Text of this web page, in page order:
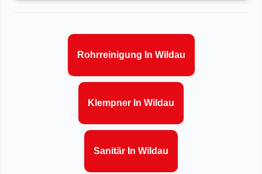
Rohrreinigung In Wildau
Klempner In Wildau
Sanitär In Wildau